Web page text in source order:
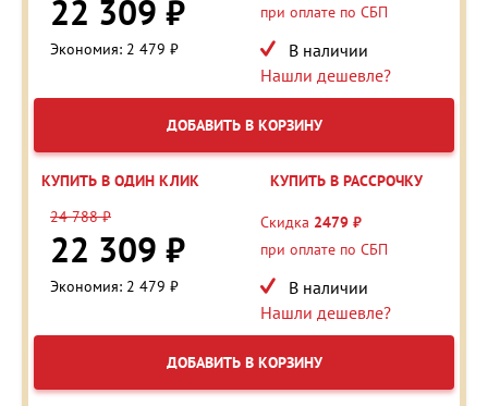
22 309 ₽
Экономия: 2 479 ₽
при оплате по СБП
В наличии
Нашли дешевле?
ДОБАВИТЬ В КОРЗИНУ
КУПИТЬ В ОДИН КЛИК
КУПИТЬ В РАССРОЧКУ
24 788 ₽
22 309 ₽
Экономия: 2 479 ₽
Скидка 2479 ₽
при оплате по СБП
В наличии
Нашли дешевле?
ДОБАВИТЬ В КОРЗИНУ